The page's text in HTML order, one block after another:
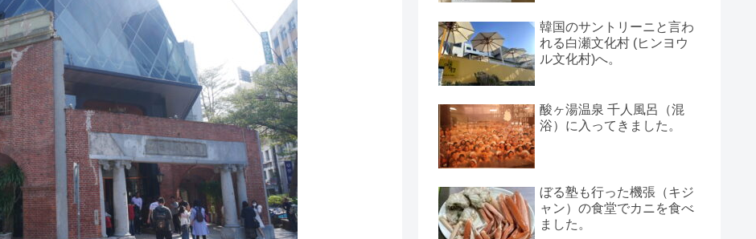
韓国のサントリーニと言わ
れる白瀬文化村 (ヒンヨウ
ル文化村)へ。
酸ヶ湯温泉 千人風呂（混
浴）に入ってきました。
ぼる塾も行った機張（キジ
ャン）の食堂でカニを食べ
ました。